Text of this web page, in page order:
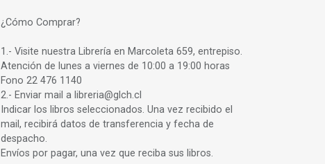
¿Cómo Comprar?
1.- Visite nuestra Librería en Marcoleta 659, entrepiso.
Atención de lunes a viernes de 10:00 a 19:00 horas
Fono 22 476 1140
2.- Enviar mail a libreria@glch.cl
Indicar los libros seleccionados. Una vez recibido el
mail, recibirá datos de transferencia y fecha de
despacho.
Envíos por pagar, una vez que reciba sus libros.